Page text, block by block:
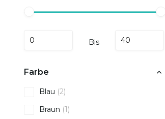
Bis
Farbe
Blau (2)
Braun (1)